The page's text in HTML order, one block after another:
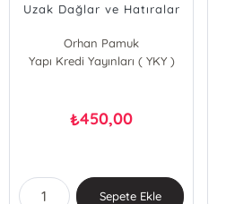
Uzak Dağlar ve Hatıralar
Orhan Pamuk
Yapı Kredi Yayınları ( YKY )
₺450,00
Sepete Ekle